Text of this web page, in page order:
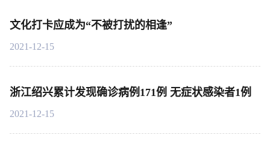
文化打卡应成为“不被打扰的相逢”
2021-12-15
浙江绍兴累计发现确诊病例171例 无症状感染者1例
2021-12-15